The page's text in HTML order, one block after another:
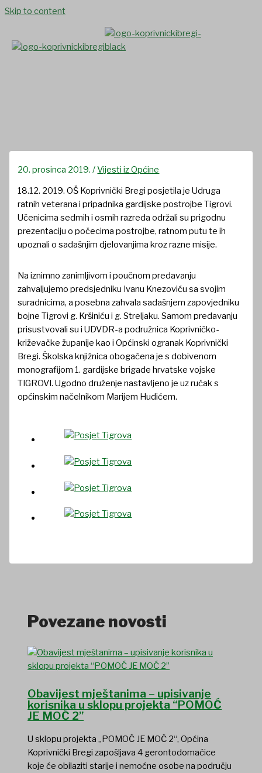
Skip to content
20. prosinca 2019./Vijesti iz Općine
18.12. 2019. OŠ Koprivnički Bregi posjetila je Udruga
ratnih veterana i pripadnika gardijske postrojbe Tigrovi.
Učenicima sedmih i osmih razreda održali su prigodnu
prezentaciju o počecima postrojbe, ratnom putu te ih
upoznali o sadašnjim djelovanjima kroz razne misije.
Na iznimno zanimljivom i poučnom predavanju
zahvaljujemo predsjedniku Ivanu Knezoviću sa svojim
suradnicima, a posebna zahvala sadašnjem zapovjedniku
bojne Tigrovi g. Kršiniću i g. Streljaku. Samom predavanju
prisustvovali su i UDVDR-a podružnica Koprivničko-
križevačke županije kao i Općinski ogranak Koprivnički
Bregi. Školska knjižnica obogaćena je s dobivenom
monografijom 1. gardijske brigade hrvatske vojske
TIGROVI. Ugodno druženje nastavljeno je uz ručak s
općinskim načelnikom Marijem Hudićem.
Povezane novosti
Obavijest mještanima – upisivanje
korisnika u sklopu projekta “POMOĆ
JE MOĆ 2”
U sklopu projekta „POMOĆ JE MOĆ 2“, Općina
Koprivnički Bregi zapošljava 4 gerontodomaćice
koje će obilaziti starije i nemoćne osobe na području